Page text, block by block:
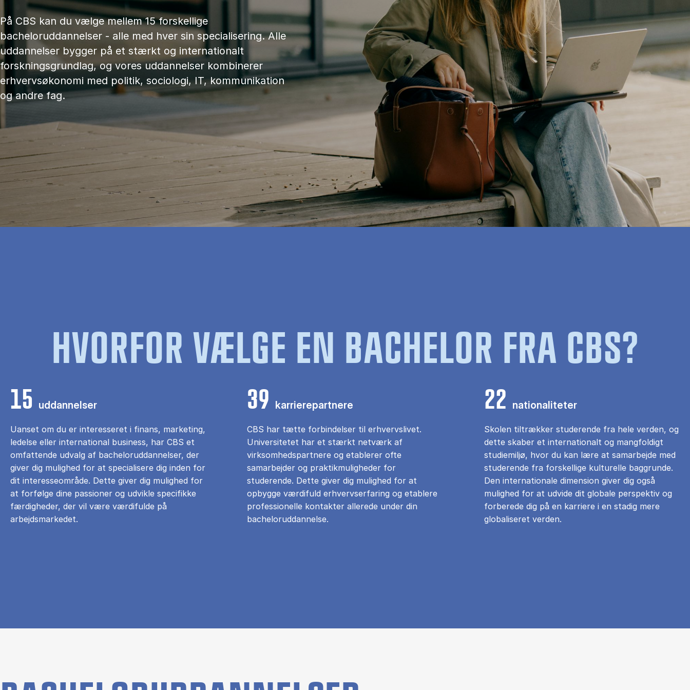
På CBS kan du vælge mellem 15 forskellige
bacheloruddannelser - alle med hver sin specialisering. Alle
uddannelser bygger på et stærkt og internationalt
forskningsgrundlag, og vores uddannelser kombinerer
erhvervsøkonomi med politik, sociologi, IT, kommunikation
og andre fag.
HVORFOR VÆLGE EN BACHELOR FRA CBS?
15 uddannelser
Uanset om du er interesseret i finans, marketing,
ledelse eller international business, har CBS et
omfattende udvalg af bacheloruddannelser, der
giver dig mulighed for at specialisere dig inden for
dit interesseområde. Dette giver dig mulighed for
at forfølge dine passioner og udvikle specifikke
færdigheder, der vil være værdifulde på
arbejdsmarkedet.
39 karrierepartnere
CBS har tætte forbindelser til erhvervslivet.
Universitetet har et stærkt netværk af
virksomhedspartnere og etablerer ofte
samarbejder og praktikmuligheder for
studerende. Dette giver dig mulighed for at
opbygge værdifuld erhvervserfaring og etablere
professionelle kontakter allerede under din
bacheloruddannelse.
22 nationaliteter
Skolen tiltrækker studerende fra hele verden, og
dette skaber et internationalt og mangfoldigt
studiemiljø, hvor du kan lære at samarbejde med
studerende fra forskellige kulturelle baggrunde.
Den internationale dimension giver dig også
mulighed for at udvide dit globale perspektiv og
forberede dig på en karriere i en stadig mere
globaliseret verden.